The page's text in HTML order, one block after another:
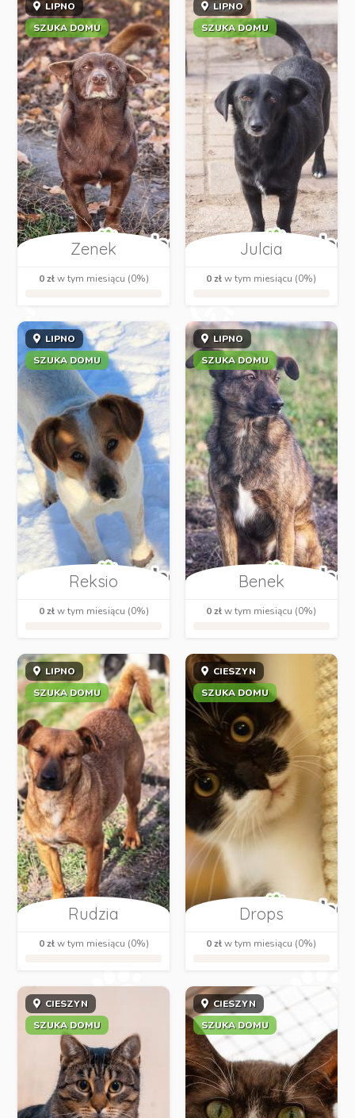
LIPNO
SZUKA DOMU
Zenek
0 złw tym miesiącu (0%)
LIPNO
SZUKA DOMU
Julcia
0 złw tym miesiącu (0%)
LIPNO
SZUKA DOMU
Reksio
0 złw tym miesiącu (0%)
LIPNO
SZUKA DOMU
Benek
0 złw tym miesiącu (0%)
LIPNO
SZUKA DOMU
Rudzia
0 złw tym miesiącu (0%)
CIESZYN
SZUKA DOMU
Drops
0 złw tym miesiącu (0%)
CIESZYN
SZUKA DOMU
CIESZYN
SZUKA DOMU